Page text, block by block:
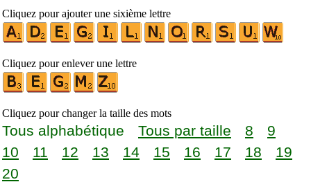
Cliquez pour ajouter une sixième lettre
Cliquez pour enlever une lettre
Cliquez pour changer la taille des mots
Tous alphabétique Tous par taille 8
9
10
11 12 13 14 15 16 17 18
19
20